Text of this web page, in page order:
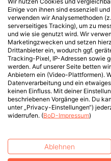
Einige von ihnen sind essenziell
verwenden wir Analysemethoden
serverseitiges Tracking), um zu
und wie sie genutzt wird. Wir
Marketingzwecken und setzen
Drittanbieter ein, wodurch ggf.
Tracking-Pixel, IP-Adressen sowie
werden. Auf unserer Seite betten
Anbietern ein (Video-Plattformen).
Datenverarbeitung und ein
keinen Einfluss. Mit deiner
beschriebenen Vorgänge ein. Du
unter „Privacy-Einstellungen“)
widerrufen. (BoD-Impressum)
Ablehnen